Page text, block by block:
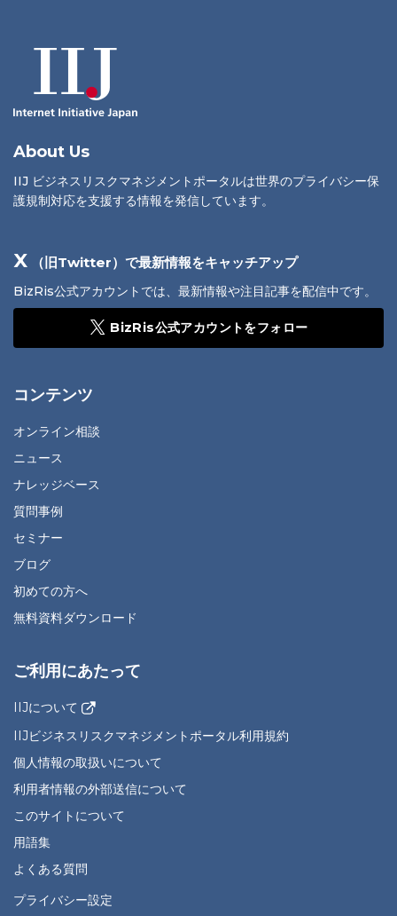
About Us
IIJ ビジネスリスクマネジメントポータルは世界のプライバシー保
護規制対応を支援する情報を発信しています。
X （旧Twitter）で最新情報をキャッチアップ
BizRis公式アカウントでは、最新情報や注目記事を配信中です。
BizRis公式アカウントをフォロー
コンテンツ
オンライン相談
ニュース
ナレッジベース
質問事例
セミナー
ブログ
初めての方へ
無料資料ダウンロード
ご利用にあたって
IIJについて
IIJビジネスリスクマネジメントポータル利用規約
個人情報の取扱いについて
利用者情報の外部送信について
このサイトについて
用語集
よくある質問
プライバシー設定